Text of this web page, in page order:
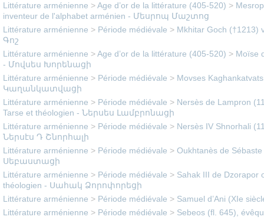
Littérature arménienne >Age d’or de la littérature (405-520) >
inventeur de l'alphabet arménien - Մեսրոպ Մաշտոց
Littérature arménienne > Période médiévale > Mkhitar Goch
Գոշ
Littérature arménienne >Age d’or de la littérature (405-520) > Moïse
- Մովսես Խորենացի
Littérature arménienne > Période médiévale > Movses
Կաղանկատվացի
Littérature arménienne > Période médiévale > Nersès de Lampron
Tarse et théologien - Ներսես Լամբրոնացի
Littérature arménienne > Période médiévale > Nersès IV Shnorhali
Ներսէս Դ Շնորհալի
Littérature arménienne > Période médiévale > Oukhtanès de
Սեբաստացի
Littérature arménienne > Période médiévale > Sahak III de Dzorapor
théologien - Սահակ Ձորոփորեցի
Littérature arménienne > Période médiévale > Samuel d’Ani (XIe
Littérature arménienne > Période médiévale > Sebeos (fl. 645),